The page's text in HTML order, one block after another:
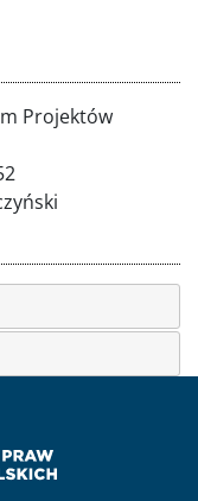
Projektów